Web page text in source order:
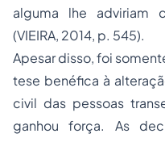
alguma lhe adviriam
(VIEIRA, 2014, p. 545).
Apesar disso, foi
tese benéfica à
civil das pessoas
ganhou força. As